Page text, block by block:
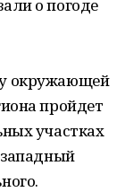
о погоде
окружающей
пройдет
участках